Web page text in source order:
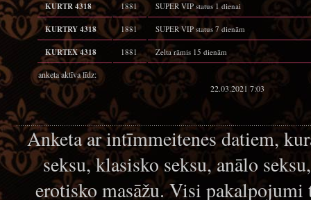
KURTR 4318 1881 SUPER VIP status 1 dienai
KURTRY 4318 1881 SUPER VIP status 7 dienām
KURTEX 4318 1881 Zelta rāmis 15 dienām
anketa aktīva līdz:
22.03.2021 7:03
Anketa ar intīmmeitenes datiem,
seksu, klasisko seksu, anālo
erotisko masāžu. Visi